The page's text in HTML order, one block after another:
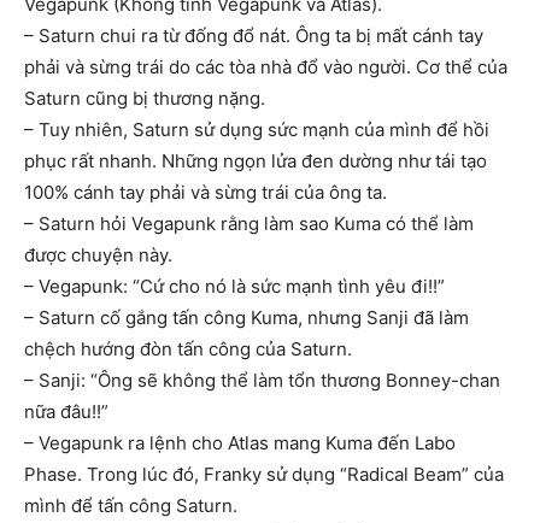
– Saturn chui ra từ đống đổ nát. Ông ta bị mất cánh tay
phải và sừng trái do các tòa nhà đổ vào người. Cơ thể của
Saturn cũng bị thương nặng.
– Tuy nhiên, Saturn sử dụng sức mạnh của mình để hồi
phục rất nhanh. Những ngọn lửa đen dường như tái tạo
100% cánh tay phải và sừng trái của ông ta.
– Saturn hỏi Vegapunk rằng làm sao Kuma có thể làm
được chuyện này.
– Vegapunk: “Cứ cho nó là sức mạnh tình yêu đi!!”
– Saturn cố gắng tấn công Kuma, nhưng Sanji đã làm
chệch hướng đòn tấn công của Saturn.
– Sanji: “Ông sẽ không thể làm tổn thương Bonney-chan
nữa đâu!!”
– Vegapunk ra lệnh cho Atlas mang Kuma đến Labo
Phase. Trong lúc đó, Franky sử dụng “Radical Beam” của
mình để tấn công Saturn.